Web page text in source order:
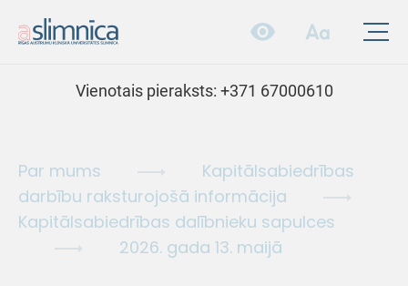
Vienotais pieraksts: +371 67000610
Par mums
Kapitālsabiedrības
darbību raksturojošā informācija
Kapitālsabiedrības dalībnieku sapulces
2026. gada 13. maijā